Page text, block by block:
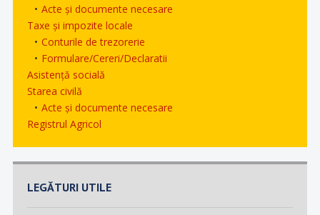
Acte și documente necesare
Taxe și impozite locale
Conturile de trezorerie
Formulare/Cereri/Declaratii
Asistență socială
Starea civilă
Acte și documente necesare
Registrul Agricol
LEGĂTURI UTILE